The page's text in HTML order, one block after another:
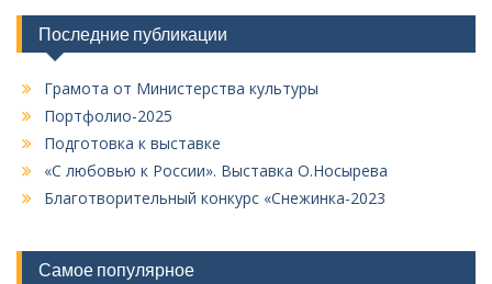
Последние публикации
Грамота от Министерства культуры
Портфолио-2025
Подготовка к выставке
«С любовью к России». Выставка О.Носырева
Благотворительный конкурс «Снежинка-2023
Самое популярное